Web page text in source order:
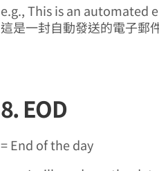
e.g., This is an automated
這是一封自動發送的電子郵
8. EOD
= End of the day